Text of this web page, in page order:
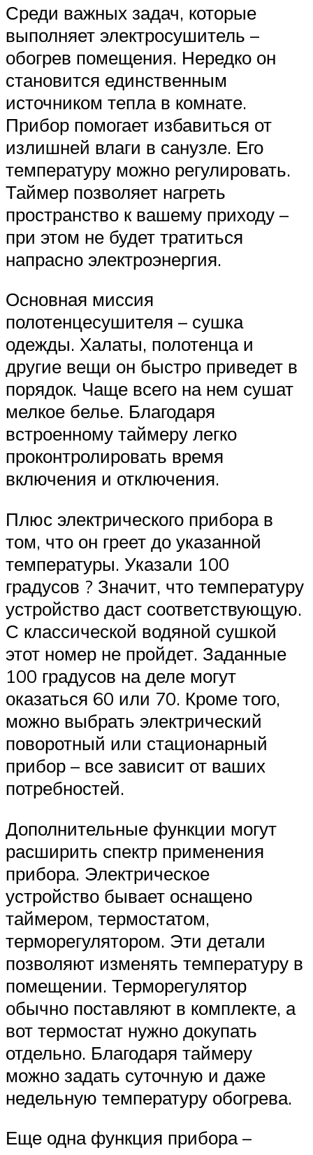
Среди важных задач, которые
выполняет электросушитель –
обогрев помещения. Нередко он
становится единственным
источником тепла в комнате.
Прибор помогает избавиться от
излишней влаги в санузле. Его
температуру можно регулировать.
Таймер позволяет нагреть
пространство к вашему приходу –
при этом не будет тратиться
напрасно электроэнергия.
Основная миссия
полотенцесушителя – сушка
одежды. Халаты, полотенца и
другие вещи он быстро приведет в
порядок. Чаще всего на нем сушат
мелкое белье. Благодаря
встроенному таймеру легко
проконтролировать время
включения и отключения.
Плюс электрического прибора в
том, что он греет до указанной
температуры. Указали 100
градусов ? Значит, что температуру
устройство даст соответствующую.
С классической водяной сушкой
этот номер не пройдет. Заданные
100 градусов на деле могут
оказаться 60 или 70. Кроме того,
можно выбрать электрический
поворотный или стационарный
прибор – все зависит от ваших
потребностей.
Дополнительные функции могут
расширить спектр применения
прибора. Электрическое
устройство бывает оснащено
таймером, термостатом,
терморегулятором. Эти детали
позволяют изменять температуру в
помещении. Терморегулятор
обычно поставляют в комплекте, а
вот термостат нужно докупать
отдельно. Благодаря таймеру
можно задать суточную и даже
недельную температуру обогрева.
Еще одна функция прибора –